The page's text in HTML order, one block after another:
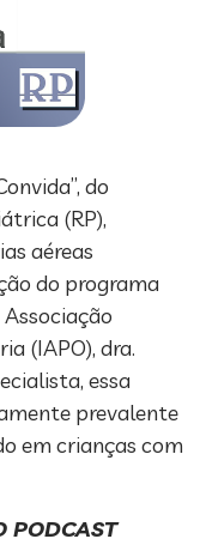
do
(RP),
aéreas
do programa
(IAPO), dra.
essa
prevalente
em crianças com
PODCAST